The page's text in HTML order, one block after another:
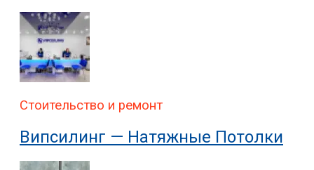
Стоительство и ремонт
Випсилинг — Натяжные Потолки